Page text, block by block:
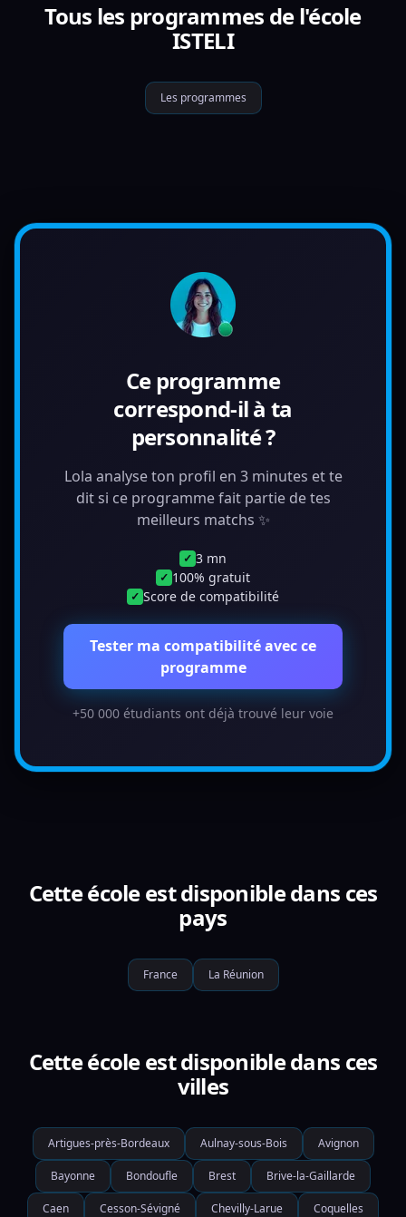
Tous les programmes de l'école
ISTELI
Les programmes
Ce programme
correspond-il à ta
personnalité ?
Lola analyse ton profil en 3 minutes et te
dit si ce programme fait partie de tes
meilleurs matchs ✨
✓ 3 mn
✓ 100% gratuit
✓ Score de compatibilité
Tester ma compatibilité avec ce
programme
+50 000 étudiants ont déjà trouvé leur voie
Cette école est disponible dans ces
pays
France La Réunion
Cette école est disponible dans ces
villes
Artigues-près-Bordeaux Aulnay-sous-Bois Avignon
Bayonne Bondoufle Brest Brive-la-Gaillarde
Caen Cesson-Sévigné Chevilly-Larue Coquelles